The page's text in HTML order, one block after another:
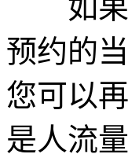
如果
预约的
您可以
是人流